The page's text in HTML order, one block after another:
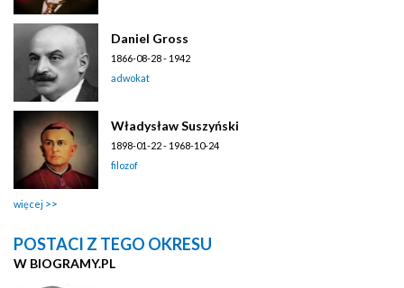
Daniel Gross
1866-08-28 - 1942
adwokat
Władysław Suszyński
1898-01-22 - 1968-10-24
filozof
więcej
POSTACI Z TEGO OKRESU
W BIOGRAMY.PL